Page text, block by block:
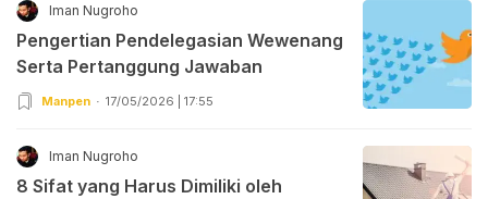
Iman Nugroho
Pengertian Pendelegasian Wewenang
Serta Pertanggung Jawaban
Manpen 17/05/2026 | 17:55
Iman Nugroho
8 Sifat yang Harus Dimiliki oleh